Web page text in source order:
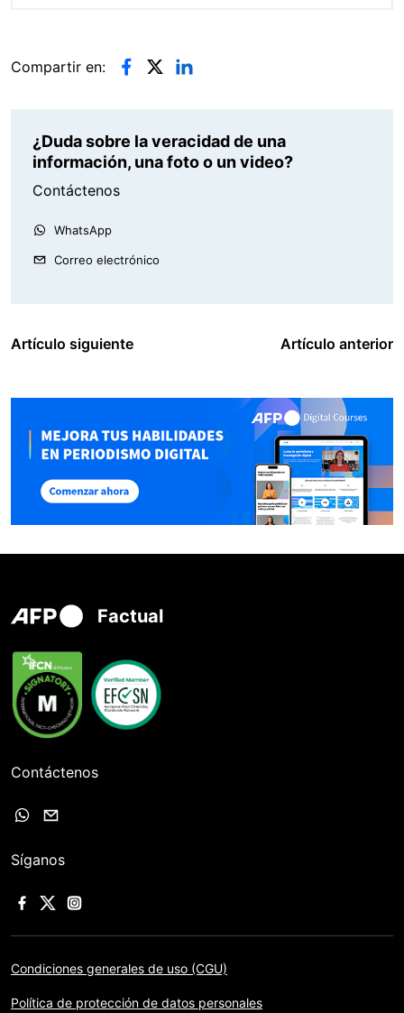
Compartir en:
¿Duda sobre la veracidad de una
información, una foto o un video?
Contáctenos
WhatsApp
Correo electrónico
Artículo siguiente Artículo anterior
Factual
Contáctenos
Síganos
Condiciones generales de uso (CGU)
Política de protección de datos personales